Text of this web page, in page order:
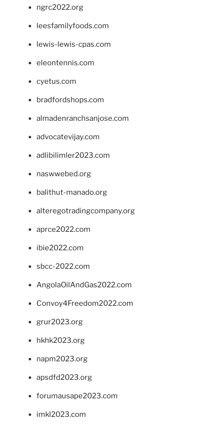
ngrc2022.org
leesfamilyfoods.com
lewis-lewis-cpas.com
eleontennis.com
cyetus.com
bradfordshops.com
almadenranchsanjose.com
advocatevijay.com
adlibilimler2023.com
naswwebed.org
balithut-manado.org
alteregotradingcompany.org
aprce2022.com
ibie2022.com
sbcc-2022.com
AngolaOilAndGas2022.com
Convoy4Freedom2022.com
grur2023.org
hkhk2023.org
napm2023.org
apsdfd2023.org
forumausape2023.com
imkl2023.com